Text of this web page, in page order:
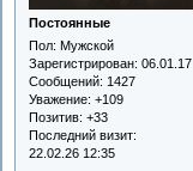
Постоянные
Пол: Мужской
Зарегистрирован: 06.01.17
Сообщений: 1427
Уважение: +109
Позитив: +33
Последний визит:
22.02.26 12:35